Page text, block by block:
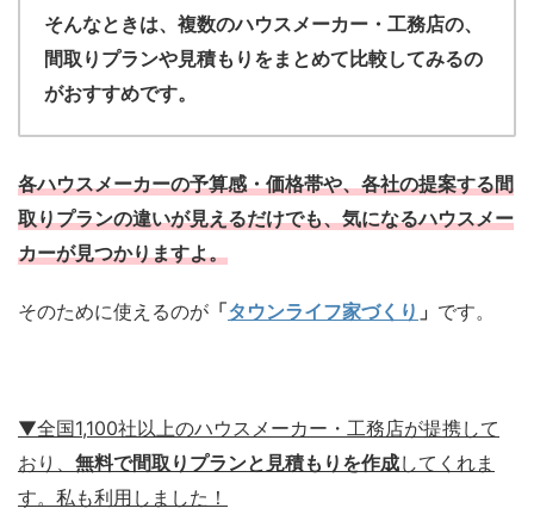
そんなときは、複数のハウスメーカー・工務店の、
間取りプランや見積もりをまとめて比較してみるの
がおすすめです。
各ハウスメーカーの予算感・価格帯や、各社の提案する間
取りプランの違いが見えるだけでも、気になるハウスメー
カーが見つかりますよ。
そのために使えるのが 「タウンライフ家づくり 」 です。
▼全国1,100社以上のハウスメーカー・工務店が提携して
おり、 無料で間取りプランと見積もりを作成してくれま
す。私も利用しました！